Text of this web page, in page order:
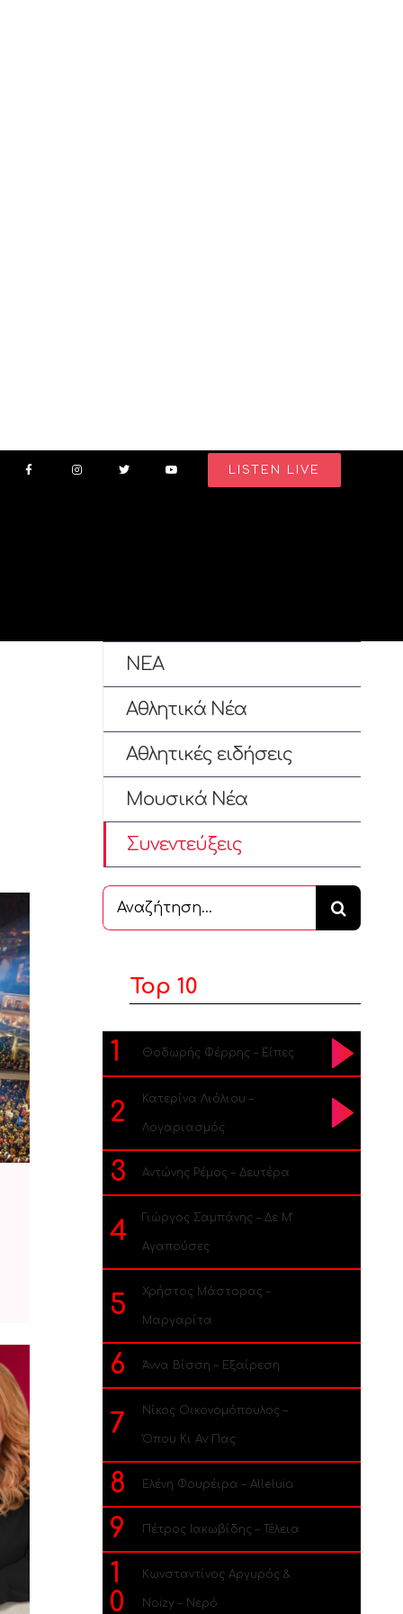
LISTEN LIVE
ΝΕΑ
Αθλητικά Νέα
Αθλητικές ειδήσεις
Μουσικά Νέα
Συνεντεύξεις
Αναζήτηση
...
Top 10
1 Θοδωρής Φέρρης – Είπες
2 Κατερίνα Λιόλιου –
Λογαριασμός
3 Αντώνης Ρέμος – Δευτέρα
4 Γιώργος Σαμπάνης – Δε Μ’
Αγαπούσες
5 Χρήστος Μάστορας –
Μαργαρίτα
6 Άννα Βίσση – Εξαίρεση
7 Νίκος Οικονομόπουλος –
Όπου Κι Αν Πας
8 Ελένη Φουρέιρα – Alleluia
9 Πέτρος Ιακωβίδης – Τέλεια
1
0
Κωνσταντίνος Αργυρός &
Noizy – Νερό